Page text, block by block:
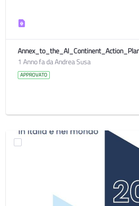
1 Anno fa da Andrea Susa
APPROVATO